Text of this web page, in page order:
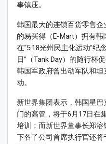
事镇压。
韩国最大的连锁百货零售
的易买得（E-Mart）拥有
在“5·18光州民主化运动”纪
日”（Tank Day）的随行杯
韩国军政府曾出动军队和
动。
新世界集团表示，韩国星
门的高管，将于6月17日在
培训；而新世界董事长郑
下各子公司首席执行官还